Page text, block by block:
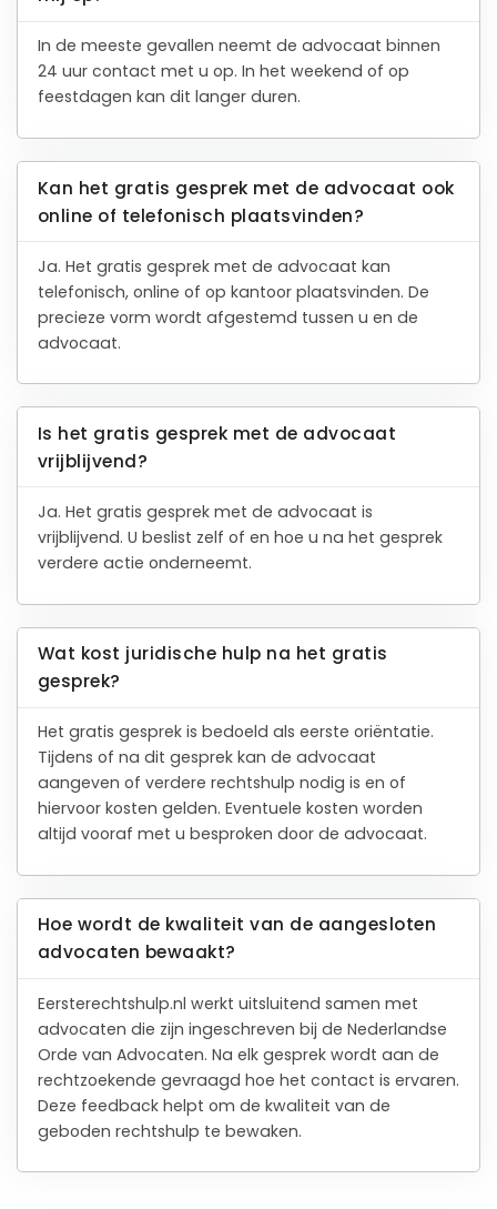
In de meeste gevallen neemt de advocaat binnen
24 uur contact met u op. In het weekend of op
feestdagen kan dit langer duren.
Kan het gratis gesprek met de advocaat ook
online of telefonisch plaatsvinden?
Ja. Het gratis gesprek met de advocaat kan
telefonisch, online of op kantoor plaatsvinden. De
precieze vorm wordt afgestemd tussen u en de
advocaat.
Is het gratis gesprek met de advocaat
vrijblijvend?
Ja. Het gratis gesprek met de advocaat is
vrijblijvend. U beslist zelf of en hoe u na het gesprek
verdere actie onderneemt.
Wat kost juridische hulp na het gratis
gesprek?
Het gratis gesprek is bedoeld als eerste oriëntatie.
Tijdens of na dit gesprek kan de advocaat
aangeven of verdere rechtshulp nodig is en of
hiervoor kosten gelden. Eventuele kosten worden
altijd vooraf met u besproken door de advocaat.
Hoe wordt de kwaliteit van de aangesloten
advocaten bewaakt?
Eersterechtshulp.nl werkt uitsluitend samen met
advocaten die zijn ingeschreven bij de Nederlandse
Orde van Advocaten. Na elk gesprek wordt aan de
rechtzoekende gevraagd hoe het contact is ervaren.
Deze feedback helpt om de kwaliteit van de
geboden rechtshulp te bewaken.